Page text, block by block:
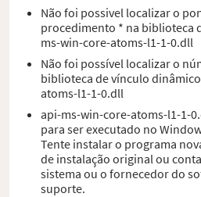
Não foi possivel localizar o
procedimento * na biblioteca
ms-win-core-atoms-l1-1-0.dll
Não foi possível localizar o
biblioteca de vínculo
atoms-l1-1-0.dll
api-ms-win-core-atoms-l1-1-
para ser executado no
Tente instalar o programa
de instalação original ou
sistema ou o fornecedor do
suporte.